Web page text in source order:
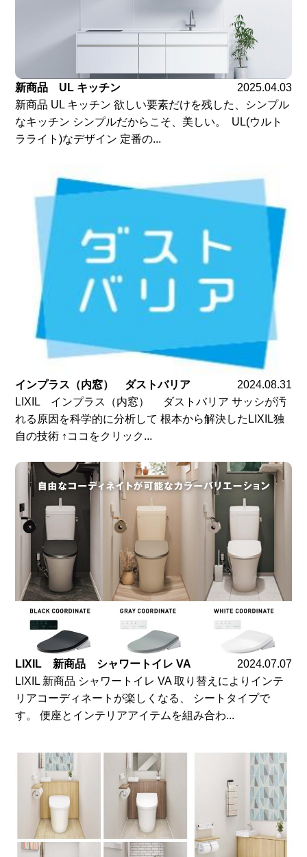
新商品 UL キッチン
2025.04.03
新商品 UL キッチン 欲しい要素だけを残した、シンプル
なキッチン シンプルだからこそ、美しい。 UL(ウルト
ラライト)なデザイン 定番の...
インプラス（内窓） ダストバリア
2024.08.31
LIXIL インプラス（内窓） ダストバリア サッシが汚
れる原因を科学的に分析して 根本から解決したLIXIL独
自の技術 ↑ココをクリック...
LIXIL 新商品 シャワートイレ VA
2024.07.07
LIXIL 新商品 シャワートイレ VA 取り替えによりインテ
リアコーディネートが楽しくなる、 シートタイプで
す。 便座とインテリアアイテムを組み合わ...